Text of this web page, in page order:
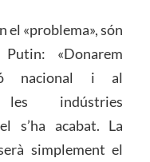
el «problema», són
Putin: «Donarem
nacional i al
les indústries
s’ha acabat. La
simplement el